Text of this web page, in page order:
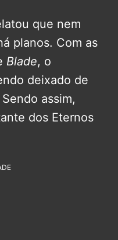
que nem
planos. Com as
Blade, o
deixado de
assim,
dos Eternos